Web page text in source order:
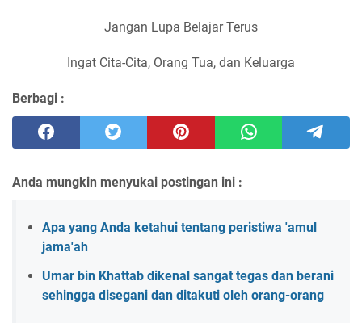
Jangan Lupa Belajar Terus
Ingat Cita-Cita, Orang Tua, dan Keluarga
Berbagi :
Anda mungkin menyukai postingan ini :
Apa yang Anda ketahui tentang peristiwa 'amul
jama'ah
Umar bin Khattab dikenal sangat tegas dan berani
sehingga disegani dan ditakuti oleh orang-orang